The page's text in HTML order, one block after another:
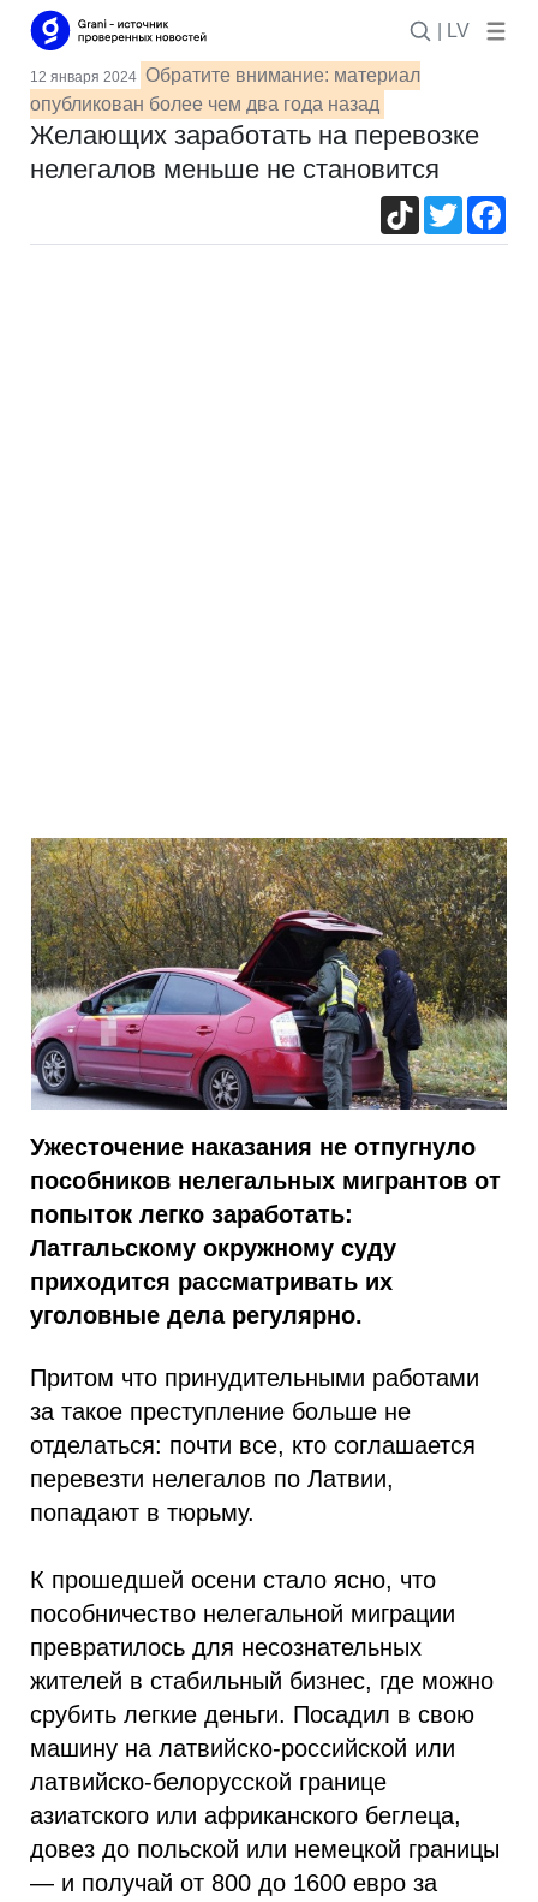
| LV
12 января 2024 Обратите внимание: материал
опубликован более чем два года назад
Желающих заработать на перевозке
нелегалов меньше не становится
TikTokTwitter
Ужесточение наказания не отпугнуло
пособников нелегальных мигрантов от
попыток легко заработать:
Латгальскому окружному суду
приходится рассматривать их
уголовные дела регулярно.
Притом что принудительными работами
за такое преступление больше не
отделаться: почти все, кто соглашается
перевезти нелегалов по Латвии,
попадают в тюрьму.
К прошедшей осени стало ясно, что
пособничество нелегальной миграции
превратилось для несознательных
жителей в стабильный бизнес, где можно
срубить легкие деньги. Посадил в свою
машину на латвийско-российской или
латвийско-белорусской границе
азиатского или африканского беглеца,
довез до польской или немецкой границы
— и получай от 800 до 1600 евро за